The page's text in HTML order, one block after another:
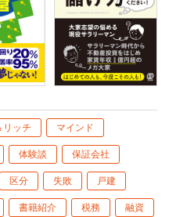
リッチ マインド
体験談 保証会社
区分 失敗 戸建
書籍紹介 税務 融資